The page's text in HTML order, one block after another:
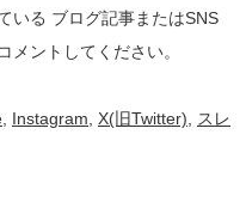
いる ブログ記事またはSNS
メントしてください。
Instagram X(旧Twitter)
スレ